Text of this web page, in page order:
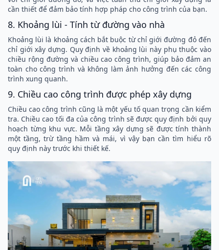
cần thiết để đảm bảo tính hợp pháp cho công trình của bạn.
8. Khoảng lùi - Tính từ đường vào nhà
Khoảng lùi là khoảng cách bắt buộc từ chỉ giới đường đỏ đến
chỉ giới xây dựng. Quy định về khoảng lùi này phụ thuộc vào
chiều rộng đường và chiều cao công trình, giúp bảo đảm an
toàn cho công trình và không làm ảnh hưởng đến các công
trình xung quanh.
9. Chiều cao công trình được phép xây dựng
Chiều cao công trình cũng là một yếu tố quan trọng cần kiểm
tra. Chiều cao tối đa của công trình sẽ được quy định bởi quy
hoạch từng khu vực. Mỗi tầng xây dựng sẽ được tính thành
một tầng, trừ tầng hầm và mái, vì vậy bạn cần tìm hiểu rõ
quy định này trước khi thiết kế.